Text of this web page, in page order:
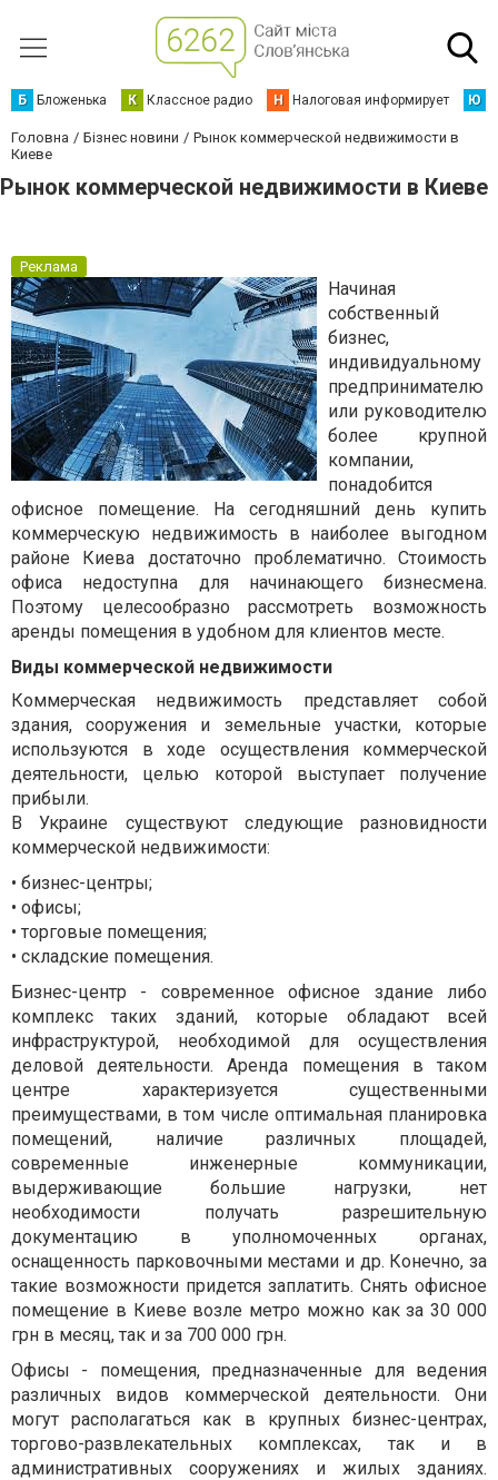
Б Бложенька К Классное радио Н Налоговая информирует Ю
Головна Бізнес новини
Рынок коммерческой недвижимости в
Киеве
Рынок коммерческой недвижимости в Киеве
Реклама
Начиная
собственный
бизнес,
индивидуальному
предпринимателю
или руководителю
более крупной
компании,
понадобится
офисное помещение. На сегодняшний день купить
коммерческую недвижимость в наиболее выгодном
районе Киева достаточно проблематично. Стоимость
офиса недоступна для начинающего бизнесмена.
Поэтому целесообразно рассмотреть возможность
аренды помещения в удобном для клиентов месте.
Виды коммерческой недвижимости
Коммерческая недвижимость представляет собой
здания, сооружения и земельные участки, которые
используются в ходе осуществления коммерческой
деятельности, целью которой выступает получение
прибыли.
В Украине существуют следующие разновидности
коммерческой недвижимости:
• бизнес-центры;
• офисы;
• торговые помещения;
• складские помещения.
Бизнес-центр - современное офисное здание либо
комплекс таких зданий, которые обладают всей
инфраструктурой, необходимой для осуществления
деловой деятельности. Аренда помещения в таком
центре характеризуется существенными
преимуществами, в том числе оптимальная планировка
помещений, наличие различных площадей,
современные инженерные коммуникации,
выдерживающие большие нагрузки, нет
необходимости получать разрешительную
документацию в уполномоченных органах,
оснащенность парковочными местами и др. Конечно, за
такие возможности придется заплатить. Снять офисное
помещение в Киеве возле метро можно как за 30 000
грн в месяц, так и за 700 000 грн.
Офисы - помещения, предназначенные для ведения
различных видов коммерческой деятельности. Они
могут располагаться как в крупных бизнес-центрах,
торгово-развлекательных комплексах, так и в
административных сооружениях и жилых зданиях.